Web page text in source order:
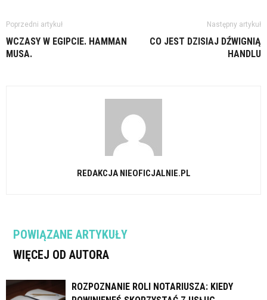
Poprzedni artykuł
WCZASY W EGIPCIE. HAMMAN
MUSA.
Następny artykuł
CO JEST DZISIAJ DŹWIGNIĄ
HANDLU
REDAKCJA NIEOFICJALNIE.PL
POWIĄZANE ARTYKUŁY
WIĘCEJ OD AUTORA
ROZPOZNANIE ROLI NOTARIUSZA: KIEDY